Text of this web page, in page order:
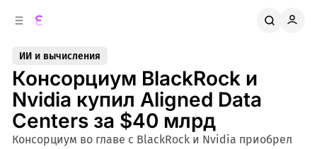
ИИ и вычисления
Консорциум BlackRock и
Nvidia купил Aligned Data
Centers за $40 млрд
Консорциум во главе с BlackRock и Nvidia приобрел